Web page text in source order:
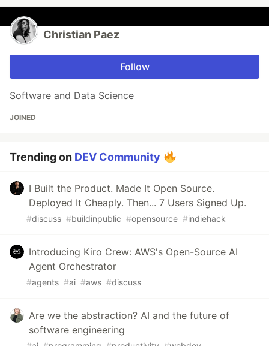
Christian Paez
Follow
Software and Data Science
JOINED
Trending on DEV Community
I Built the Product. Made It Open Source.
Deployed It Cheaply. Then... 7 Users Signed Up.
#discuss #buildinpublic #opensource #indiehack
Introducing Kiro Crew: AWS's Open-Source AI
Agent Orchestrator
#agents #ai #aws #discuss
Are we the abstraction? AI and the future of
software engineering